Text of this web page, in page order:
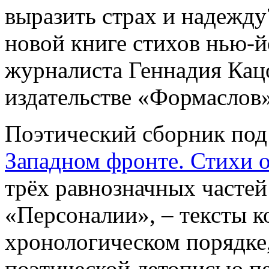
выразить страх и
новой книге стихов нью-
журналиста Геннадия
издательстве
Поэтический сборник
Западном фронте. Стихи
трёх равнозначных
«Персоналии», – тексты
хронологическом